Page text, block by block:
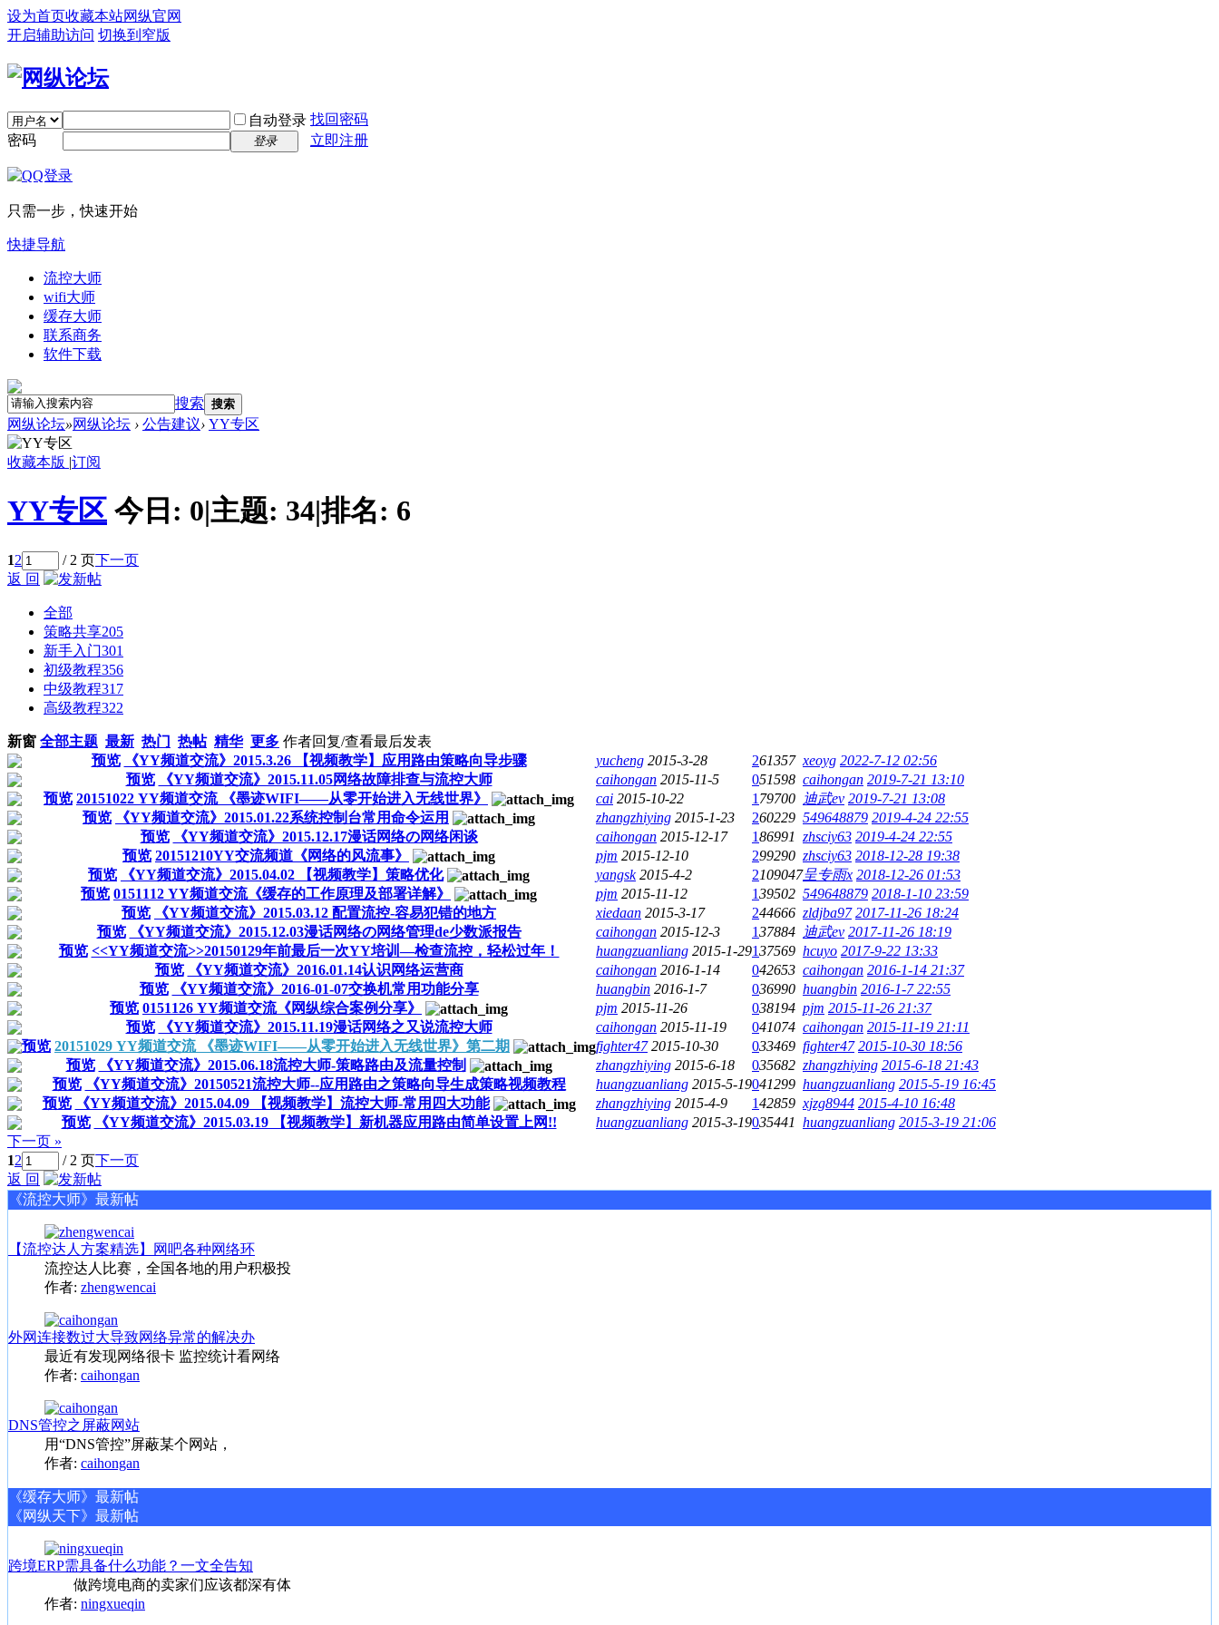
设为首页收藏本站网纵官网
开启辅助访问 切换到窄版
自动登录 找回密码
密码
登录 立即注册
只需一步，快速开始
快捷导航
流控大师
wifi大师
缓存大师
联系商务
软件下载
搜索 搜索
网纵论坛»网纵论坛 › 公告建议› YY专区
收藏本版 |订阅
YY专区 今日: 0|主题: 34|排名: 6
12 / 2 页下一页
返 回
全部
策略共享205
新手入门301
初级教程356
中级教程317
高级教程322
新窗 全部主题 最新 热门 热帖 精华 更多 作者回复/查看最后发表
预览
《YY频道交流》2015.3.26 【视频教学】应用路由策略向导步骤 yucheng 2015-3-28 261357 xeoyg 2022-7-12 02:56
预览
《YY频道交流》2015.11.05网络故障排查与流控大师 caihongan 2015-11-5 051598 caihongan 2019-7-21 13:10
预览 20151022 YY频道交流 《墨迹WIFI——从零开始进入无线世界》 cai 2015-10-22 1 79700 迪武ev 2019-7-21 13:08
预览
《YY频道交流》2015.01.22系统控制台常用命令运用 zhangzhiying 2015-1-23 260229 549648879 2019-4-24 22:55
预览
《YY频道交流》2015.12.17漫话网络の网络闲谈 caihongan 2015-12-17 186991 zhsciy63 2019-4-24 22:55
预览 20151210YY交流频道《网络的风流事》 pjm 2015-12-10 299290 zhsciy63 2018-12-28 19:38
预览
《YY频道交流》2015.04.02 【视频教学】策略优化 yangsk 2015-4-2 2109047呈专雨x 2018-12-26 01:53
预览 0151112 YY频道交流《缓存的工作原理及部署详解》 pjm 2015-11-12 139502 549648879 2018-1-10 23:59
预览
《YY频道交流》2015.03.12 配置流控-容易犯错的地方 xiedaan 2015-3-17 244666 zldjba97 2017-11-26 18:24
预览
《YY频道交流》2015.12.03漫话网络の网络管理de少数派报告 caihongan 2015-12-3 137884 迪武ev 2017-11-26 18:19
预览 <<YY频道交流>>20150129年前最后一次YY培训—检查流控，轻松过年！ huangzuanliang 2015-1-29137569 hcuyo 2017-9-22 13:33
预览
《YY频道交流》2016.01.14认识网络运营商 caihongan 2016-1-14 042653 caihongan 2016-1-14 21:37
预览
《YY频道交流》2016-01-07交换机常用功能分享 huangbin 2016-1-7 036990 huangbin 2016-1-7 22:55
预览 0151126 YY频道交流《网纵综合案例分享》 pjm 2015-11-26 038194 pjm 2015-11-26 21:37
预览
《YY频道交流》2015.11.19漫话网络之又说流控大师 caihongan 2015-11-19 041074 caihongan 2015-11-19 21:11
预览 20151029 YY频道交流 《墨迹WIFI——从零开始进入无线世界》第二期 fighter47 2015-10-30 033469 fighter47 2015-10-30 18:56
预览
《YY频道交流》2015.06.18流控大师-策略路由及流量控制 zhangzhiying 2015-6-18 035682 zhangzhiying 2015-6-18 21:43
预览
《YY频道交流》20150521流控大师--应用路由之策略向导生成策略视频教程 huangzuanliang 2015-5-19041299 huangzuanliang 2015-5-19 16:45
预览
《YY频道交流》2015.04.09 【视频教学】流控大师-常用四大功能 zhangzhiying 2015-4-9 142859 xjzg8944 2015-4-10 16:48
预览
《YY频道交流》2015.03.19 【视频教学】新机器应用路由简单设置上网!! huangzuanliang 2015-3-19035441 huangzuanliang 2015-3-19 21:06
下一页 »
12 / 2 页下一页
返 回
《流控大师》最新帖
【流控达人方案精选】网吧各种网络环
流控达人比赛，全国各地的用户积极投
作者: zhengwencai
外网连接数过大导致网络异常的解决办
最近有发现网络很卡 监控统计看网络
作者: caihongan
DNS管控之屏蔽网站
用“DNS管控”屏蔽某个网站，
作者: caihongan
《缓存大师》最新帖
《网纵天下》最新帖
跨境ERP需具备什么功能？一文全告知
做跨境电商的卖家们应该都深有体
作者: ningxueqin